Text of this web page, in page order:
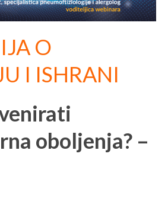
O
I ISHRANI
oboljenja? –